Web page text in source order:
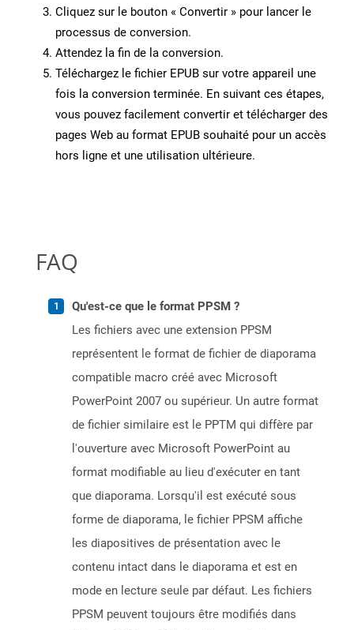
Cliquez sur le bouton « Convertir » pour lancer le
processus de conversion.
Attendez la fin de la conversion.
Téléchargez le fichier EPUB sur votre appareil une
fois la conversion terminée. En suivant ces étapes,
vous pouvez facilement convertir et télécharger des
pages Web au format EPUB souhaité pour un accès
hors ligne et une utilisation ultérieure.
FAQ
Qu'est-ce que le format PPSM ?
Les fichiers avec une extension PPSM
représentent le format de fichier de diaporama
compatible macro créé avec Microsoft
PowerPoint 2007 ou supérieur. Un autre format
de fichier similaire est le PPTM qui diffère par
l'ouverture avec Microsoft PowerPoint au
format modifiable au lieu d'exécuter en tant
que diaporama. Lorsqu'il est exécuté sous
forme de diaporama, le fichier PPSM affiche
les diapositives de présentation avec le
contenu intact dans le diaporama et est en
mode en lecture seule par défaut. Les fichiers
PPSM peuvent toujours être modifiés dans